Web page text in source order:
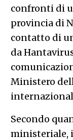
confronti di
provincia di
contatto di
da
Ministero
Secondo
ministeriale,